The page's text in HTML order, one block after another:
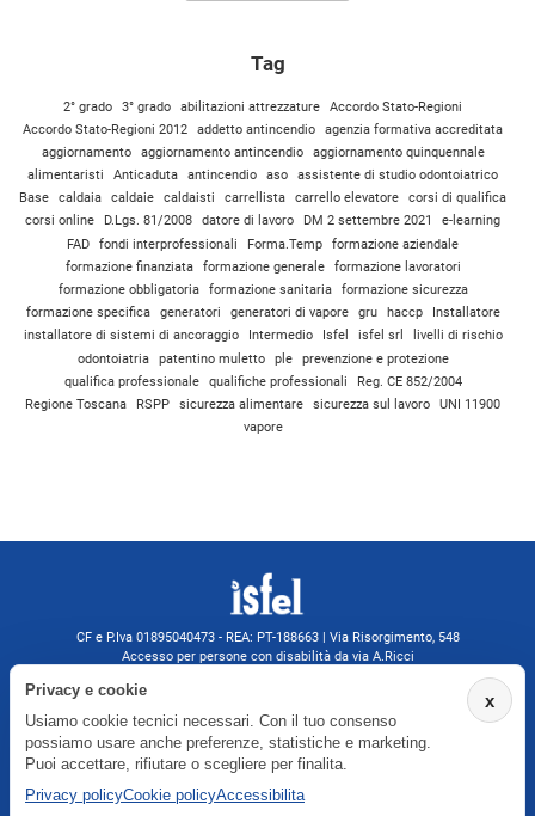
Tag
2° grado 3° grado abilitazioni attrezzature
Accordo Stato-Regioni
Accordo Stato-Regioni 2012
addetto antincendio
agenzia formativa accreditata
aggiornamento
aggiornamento antincendio
aggiornamento quinquennale
alimentaristi
Anticaduta antincendio aso
assistente di studio odontoiatrico
Base
caldaia caldaie caldaisti carrellista carrello elevatore
corsi di qualifica
corsi online
D.Lgs. 81/2008 datore di lavoro DM 2 settembre 2021
e-learning
FAD
fondi interprofessionali Forma.Temp
formazione aziendale
formazione finanziata
formazione generale
formazione lavoratori
formazione obbligatoria
formazione sanitaria
formazione sicurezza
formazione specifica
generatori generatori di vapore gru haccp
Installatore
installatore di sistemi di ancoraggio
Intermedio Isfel isfel srl
livelli di rischio
odontoiatria
patentino muletto ple
prevenzione e protezione
qualifica professionale
qualifiche professionali
Reg. CE 852/2004
Regione Toscana
RSPP sicurezza alimentare sicurezza sul lavoro
UNI 11900
vapore
CF e P.Iva 01895040473 - REA: PT-188663 | Via Risorgimento, 548
Accesso per persone con disabilità da via A.Ricci
isfel@pec.it
Informativa privacy
x
Privacy e cookie
Usiamo cookie tecnici necessari. Con il tuo consenso
possiamo usare anche preferenze, statistiche e marketing.
Puoi accettare, rifiutare o scegliere per finalita.
Privacy policyCookie policyAccessibilita